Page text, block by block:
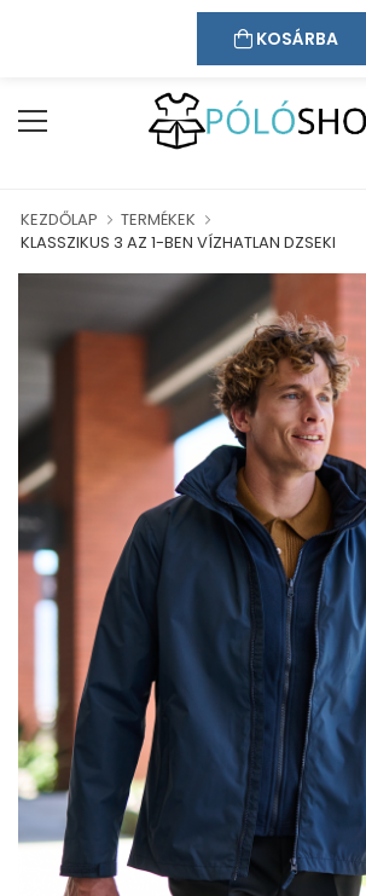
Kapcsolat
KEZDŐLAP
TERMÉKEK
KLASSZIKUS 3 AZ 1-BEN VÍZHATLAN DZSEKI
KOSÁRBA